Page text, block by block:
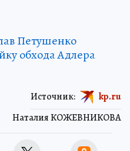
Петушенко
обхода Адлера
Наталия КОЖЕВНИКОВА
Источник: kp.ru